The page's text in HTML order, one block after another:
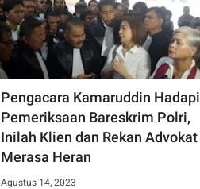
Pengacara Kamaruddin Hadapi
Pemeriksaan Bareskrim Polri,
Inilah Klien dan Rekan Advokat
Merasa Heran
Agustus 14, 2023